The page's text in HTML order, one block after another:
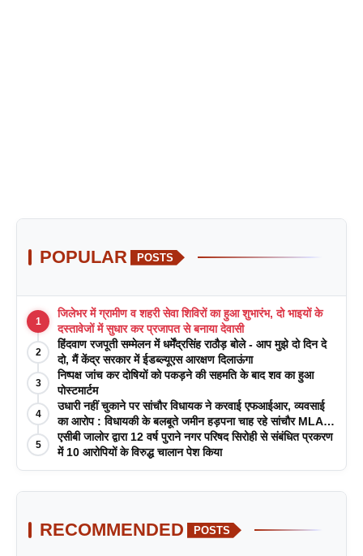
POPULAR POSTS
1
जिलेभर में ग्रामीण व शहरी सेवा शिविरों का हुआ शुभारंभ, दो भाइयों के
दस्तावेजों में सुधार कर प्रजापत से बनाया देवासी
2
हिंदवाण रजपूती सम्मेलन में धर्मेंद्रसिंह राठौड़ बोले - आप मुझे दो दिन दे
दो, मैं केंद्र सरकार में ईडब्ल्यूएस आरक्षण दिलाऊंगा
3
निष्पक्ष जांच कर दोषियों को पकड़ने की सहमति के बाद शव का हुआ
पोस्टमार्टम
4
उधारी नहीं चुकाने पर सांचौर विधायक ने करवाई एफआईआर, व्यवसाई
का आरोप : विधायकी के बलबूते जमीन हड़पना चाह रहे सांचौर MLA
जीवाराम !
5
एसीबी जालोर द्वारा 12 वर्ष पुराने नगर परिषद सिरोही से संबंधित प्रकरण
में 10 आरोपियों के विरुद्ध चालान पेश किया
RECOMMENDED POSTS